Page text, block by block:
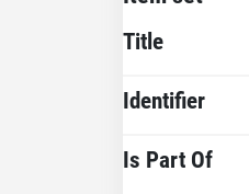
Title
Identifier
Is Part Of